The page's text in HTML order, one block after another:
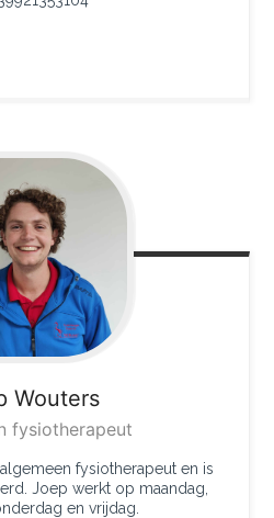
Wouters
fysiotherapeut
fysiotherapeut en is
Joep werkt op maandag,
en vrijdag.